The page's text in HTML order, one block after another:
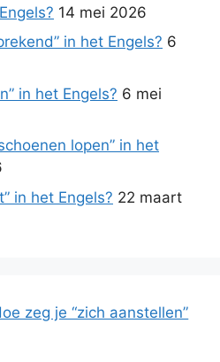
14 mei 2026
in het Engels? 6
in het Engels? 6 mei
lopen” in het
in het Engels? 22 maart
zeg je “zich aanstellen”